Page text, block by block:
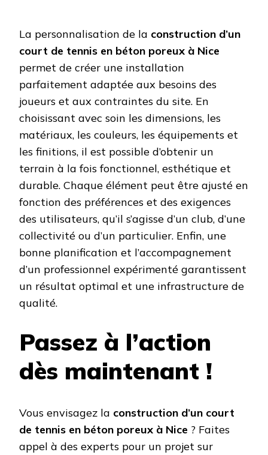
La personnalisation de la construction d’un
court de tennis en béton poreux à Nice
permet de créer une installation
parfaitement adaptée aux besoins des
joueurs et aux contraintes du site. En
choisissant avec soin les dimensions, les
matériaux, les couleurs, les équipements et
les finitions, il est possible d’obtenir un
terrain à la fois fonctionnel, esthétique et
durable. Chaque élément peut être ajusté en
fonction des préférences et des exigences
des utilisateurs, qu’il s’agisse d’un club, d’une
collectivité ou d’un particulier. Enfin, une
bonne planification et l’accompagnement
d’un professionnel expérimenté garantissent
un résultat optimal et une infrastructure de
qualité.
Passez à l’action
dès maintenant !
Vous envisagez la construction d’un court
de tennis en béton poreux à Nice ? Faites
appel à des experts pour un projet sur